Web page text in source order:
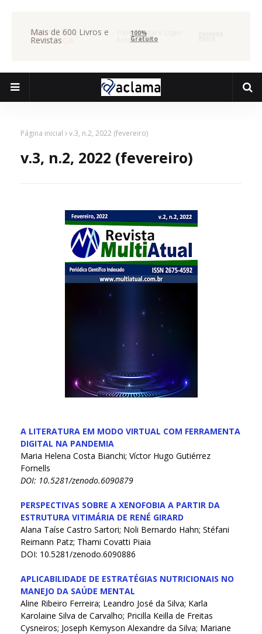
BIBLIOTECA
CIENTÍFICA
100% Digital e Open
Acess
6000 Mais de 600 Livros e
Página inicial v.3, n.2, 2022 (fevereiro)
v.3, n.2, 2022 (fevereiro)
A LITERATURA EM MODO VIRTUAL COM FERRAMENTA
DIGITAL NA PANDEMIA
Maria Helena Costa Bianchi; Víctor Hugo Gutiérrez
Fornells
DOI: 10.5281/zenodo.6090879
PERSPECTIVAS SOBRE A XENOFOBIA A PARTIR DA
ESTRUTURA VITIMÁRIA DE RENÉ GIRARD
Alana Taíse Castro Sartori; Noli Bernardo Hahn; Stéfani
Reimann Patz; Thami Covatti Piaia
DOI: 10.5281/zenodo.6090886
APLICABILIDADE DE ESTRATÉGIAS NUTRICIONAIS NO
MANEJO DA SAÚDE MENTAL
Aline Ribeiro Ferreira; Leandro José da Silva; Karla
Karolaine Silva de Carvalho; Pricilla Keilla de Freitas
Cysneiros; Joseph Kemyson Alexandre da Silva; Mariane